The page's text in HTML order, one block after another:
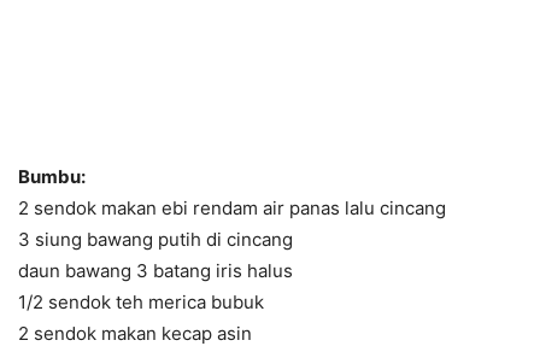
Bumbu:
2 sendok makan ebi rendam air panas lalu cincang
3 siung bawang putih di cincang
daun bawang 3 batang iris halus
1/2 sendok teh merica bubuk
2 sendok makan kecap asin